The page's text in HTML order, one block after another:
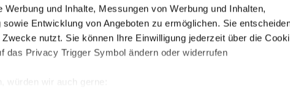
Werbung und Inhalte, Messungen von Werbung und Inhalten,
Entwicklung von Angeboten zu ermöglichen. Sie
nutzt. Sie können Ihre Einwilligung jederzeit über die
das Privacy Trigger Symbol ändern oder widerrufen
würden wir auch gerne:
fitness
sport
unterhaltung
wohnen